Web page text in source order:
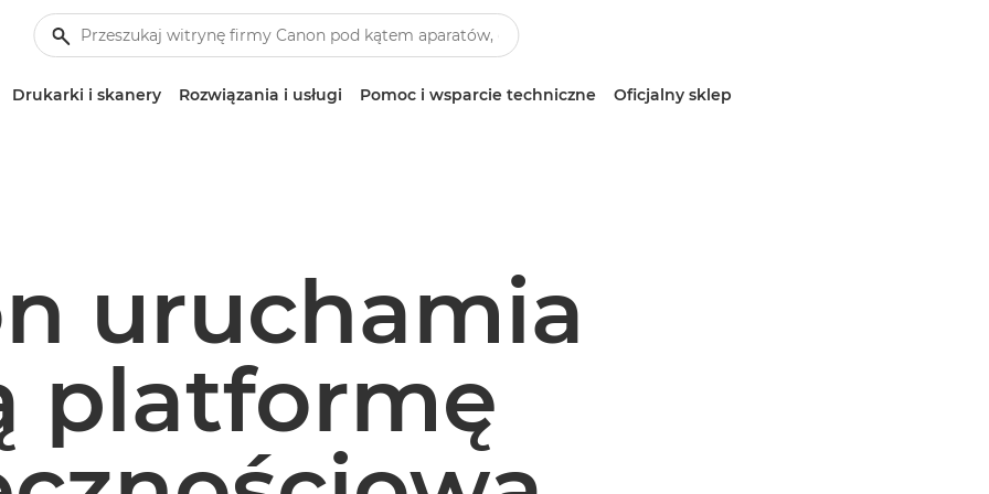
Drukarki i skanery Rozwiązania i usługi Pomoc i wsparcie techniczne Oficjalny sklep
uruchamia
platformę